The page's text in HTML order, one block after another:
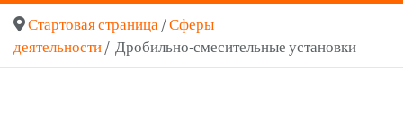
Стартовая страница/Сферы
деятельности/ Дробильно-смесительные установки